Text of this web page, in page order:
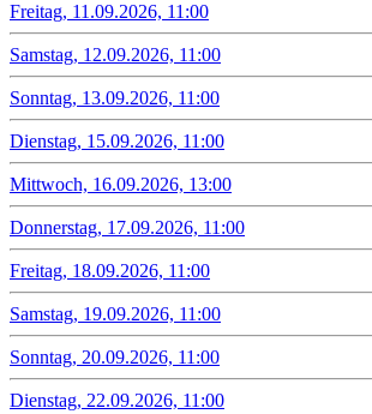
Freitag, 11.09.2026, 11:00
Samstag, 12.09.2026, 11:00
Sonntag, 13.09.2026, 11:00
Dienstag, 15.09.2026, 11:00
Mittwoch, 16.09.2026, 13:00
Donnerstag, 17.09.2026, 11:00
Freitag, 18.09.2026, 11:00
Samstag, 19.09.2026, 11:00
Sonntag, 20.09.2026, 11:00
Dienstag, 22.09.2026, 11:00